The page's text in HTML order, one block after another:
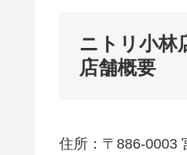
ニトリ小林
店舗概要
住所：〒886-0003